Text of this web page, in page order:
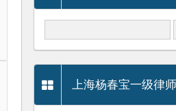
上海杨春宝一级律